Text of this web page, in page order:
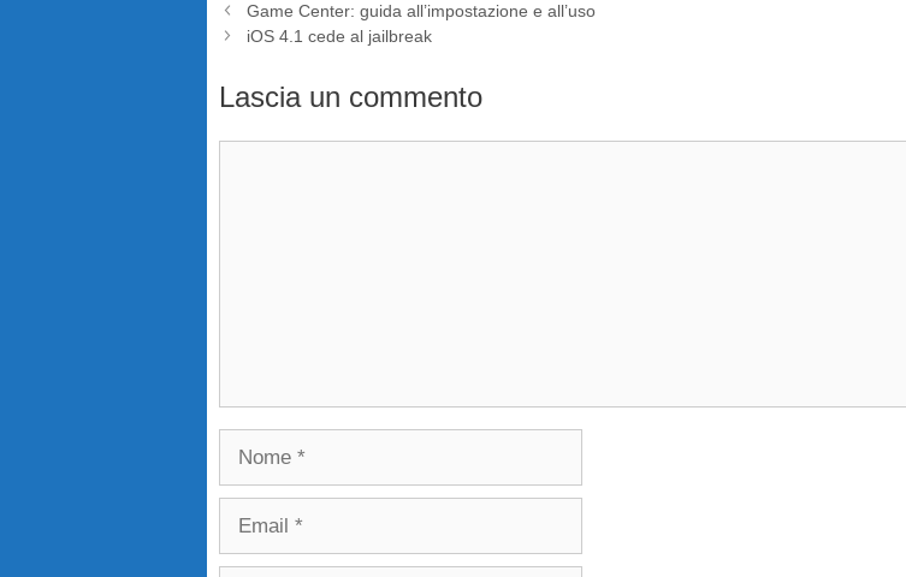
Game Center: guida all’impostazione e all’uso
iOS 4.1 cede al jailbreak
Lascia un commento